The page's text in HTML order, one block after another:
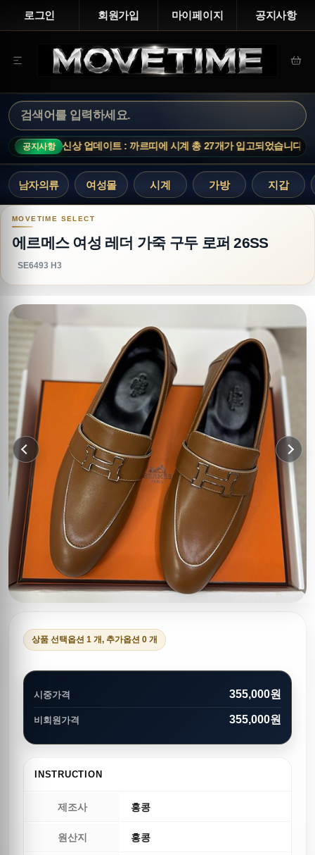
로그인 회원가입 마이페이지 공지사항
공지사항신상 업데이트 : 까르띠에 시계 총 27개가 입고되었습니다.
남자의류 여성몰 시계 가방 지갑
에르메스 여성 레더 가죽 구두 로퍼 26SS
에르메스 여성 레더 가죽 구두 로퍼 26SS
SE6493 H3
이전 다음
상품 선택옵션 1 개, 추가옵션 0 개
시중가격 355,000원
비회원가격 355,000원
INSTRUCTION
제조사 홍콩
원산지 홍콩